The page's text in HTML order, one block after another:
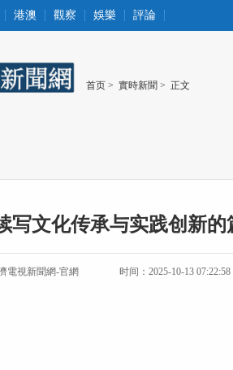
港澳 觀察 娛樂 評論
首页 > 實時新聞 > 正文
写文化传承与实践创新的
電視新聞網-官網 时间：2025-10-13 07:22:58